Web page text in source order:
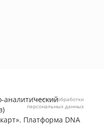
. Платформа DNA
Политика обработки
персональных данных